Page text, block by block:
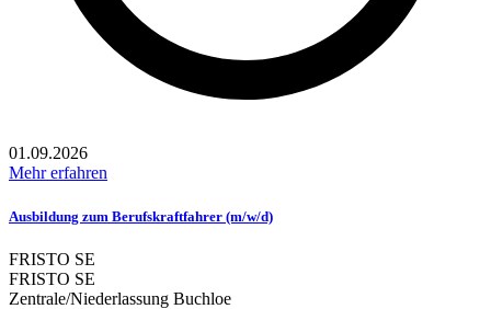
01.09.2026
Mehr erfahren
Ausbildung zum Berufskraftfahrer (m/w/d)
FRISTO SE
FRISTO SE
Zentrale/Niederlassung Buchloe